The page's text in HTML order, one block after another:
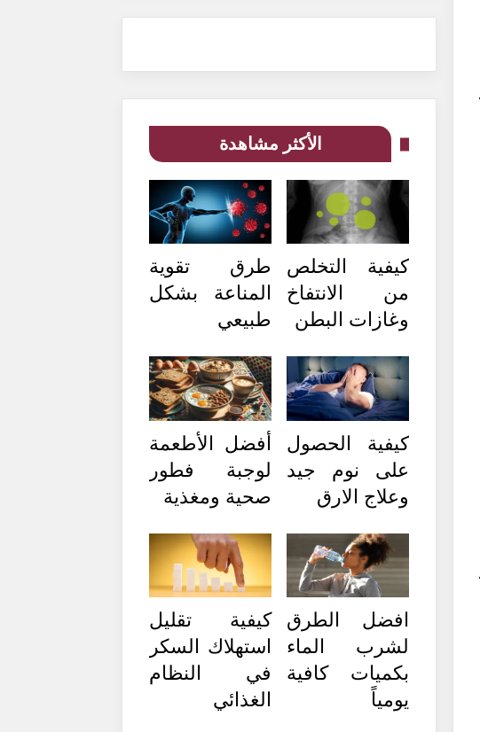
الأكثر مشاهدة
كيفية التخلص
من الانتفاخ
وغازات البطن
طرق تقوية
المناعة بشكل
طبيعي
كيفية الحصول
على نوم جيد
وعلاج الارق
أفضل الأطعمة
لوجبة فطور
صحية ومغذية
افضل الطرق
لشرب الماء
بكميات كافية
يومياً
كيفية تقليل
استهلاك السكر
في النظام
الغذائي